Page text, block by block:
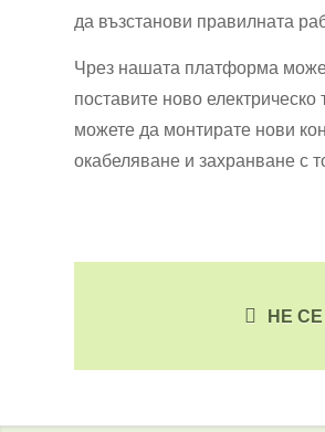
да възстанови правилната
Чрез нашата платформа
поставите ново
можете да монтирате нови
окабеляване и захранване с
НЕ